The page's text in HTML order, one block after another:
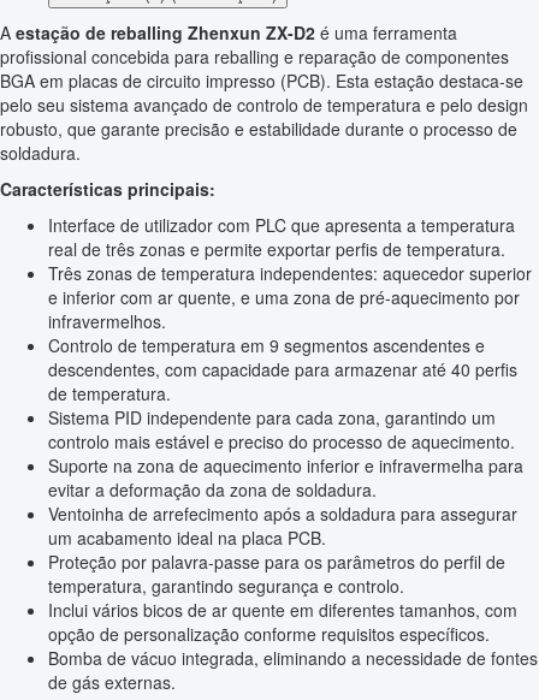
A estação de reballing Zhenxun ZX-D2 é uma ferramenta
profissional concebida para reballing e reparação de componentes
BGA em placas de circuito impresso (PCB). Esta estação destaca-se
pelo seu sistema avançado de controlo de temperatura e pelo design
robusto, que garante precisão e estabilidade durante o processo de
soldadura.
Características principais:
Interface de utilizador com PLC que apresenta a temperatura
real de três zonas e permite exportar perfis de temperatura.
Três zonas de temperatura independentes: aquecedor superior
e inferior com ar quente, e uma zona de pré-aquecimento por
infravermelhos.
Controlo de temperatura em 9 segmentos ascendentes e
descendentes, com capacidade para armazenar até 40 perfis
de temperatura.
Sistema PID independente para cada zona, garantindo um
controlo mais estável e preciso do processo de aquecimento.
Suporte na zona de aquecimento inferior e infravermelha para
evitar a deformação da zona de soldadura.
Ventoinha de arrefecimento após a soldadura para assegurar
um acabamento ideal na placa PCB.
Proteção por palavra-passe para os parâmetros do perfil de
temperatura, garantindo segurança e controlo.
Inclui vários bicos de ar quente em diferentes tamanhos, com
opção de personalização conforme requisitos específicos.
Bomba de vácuo integrada, eliminando a necessidade de fontes
de gás externas.